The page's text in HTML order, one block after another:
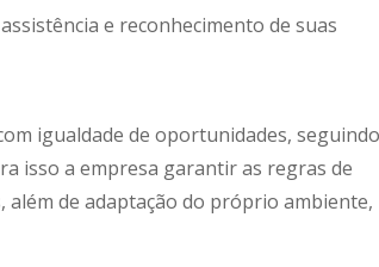
e reconhecimento de suas
igualdade de oportunidades, seguindo
isso a empresa garantir as regras de
além de adaptação do próprio ambiente,